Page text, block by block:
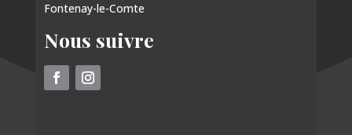
Fontenay-le-Comte
Nous suivre